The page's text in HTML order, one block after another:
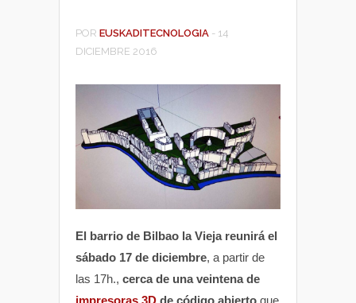
POR EUSKADITECNOLOGIA - 14
DICIEMBRE 2016
El barrio de Bilbao la Vieja reunirá el
sábado 17 de diciembre, a partir de
las 17h., cerca de una veintena de